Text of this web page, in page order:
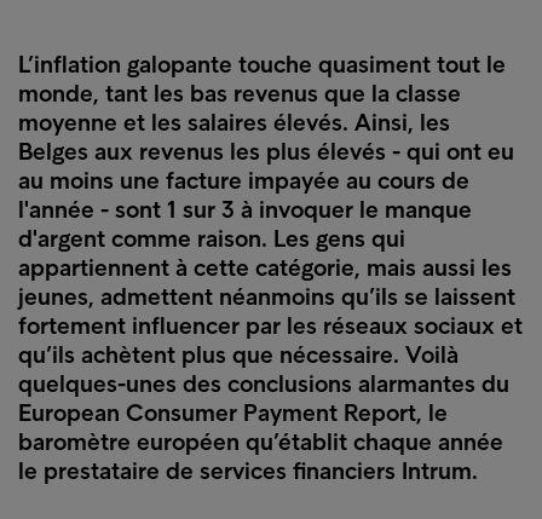
L’inflation galopante touche quasiment tout le
monde, tant les bas revenus que la classe
moyenne et les salaires élevés. Ainsi, les
Belges aux revenus les plus élevés - qui ont eu
au moins une facture impayée au cours de
l'année - sont 1 sur 3 à invoquer le manque
d'argent comme raison. Les gens qui
appartiennent à cette catégorie, mais aussi les
jeunes, admettent néanmoins qu’ils se laissent
fortement influencer par les réseaux sociaux et
qu’ils achètent plus que nécessaire. Voilà
quelques-unes des conclusions alarmantes du
European Consumer Payment Report, le
baromètre européen qu’établit chaque année
le prestataire de services financiers Intrum.